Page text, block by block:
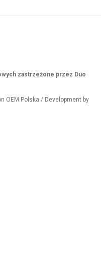
zastrzeżone przez Duo
OEM Polska / Development by